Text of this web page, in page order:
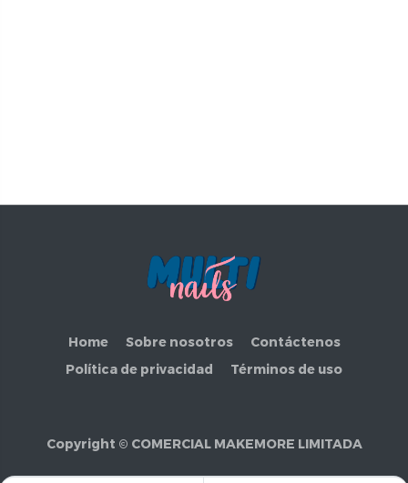
Home Sobre nosotros
Contáctenos
Política de privacidad
Términos de uso
Copyright © COMERCIAL MAKEMORE LIMITADA